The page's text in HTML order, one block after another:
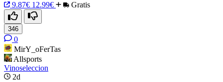
9.87€ 12.99€ Gratis
346
0
MirY_oFerTas
Allsports
Vinoseleccion
2d